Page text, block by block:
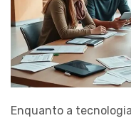
Enquanto a